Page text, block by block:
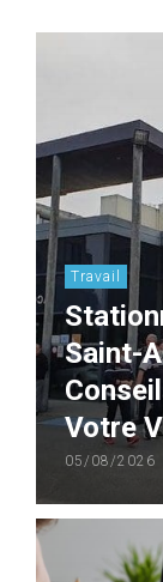
Travail
Saint-
Votre
05/08/2026